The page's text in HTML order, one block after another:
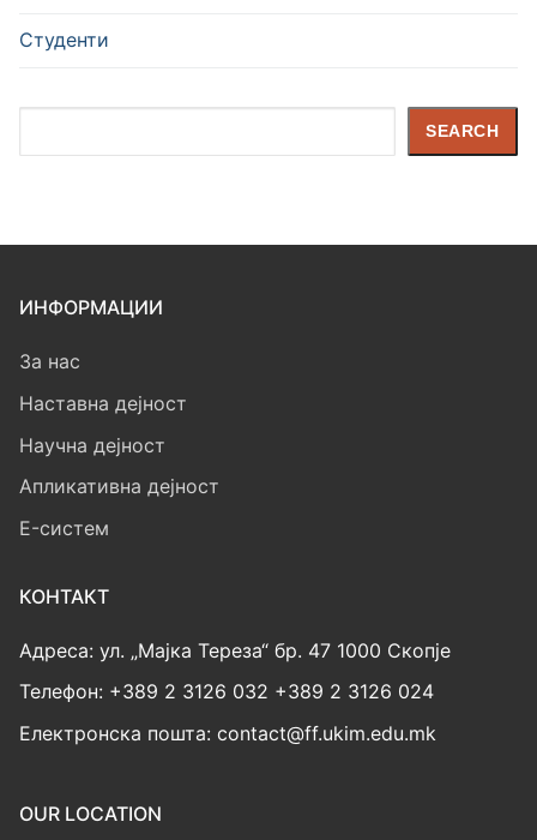
Студенти
SEARCH
ИНФОРМАЦИИ
За нас
Наставна дејност
Научна дејност
Апликативна дејност
E-систем
КОНТАКТ
Адреса: ул. „Мајка Тереза“ бр. 47 1000 Скопје
Телефон: +389 2 3126 032 +389 2 3126 024
Електронска пошта: contact@ff.ukim.edu.mk
OUR LOCATION